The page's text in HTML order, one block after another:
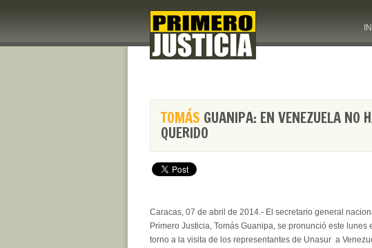
TOMÁS GUANIPA: EN VENEZUELA NO
QUERIDO
Caracas, 07 de abril de 2014.- El secretario general
Primero Justicia, Tomás Guanipa, se pronunció este lunes
torno a la visita de los representantes de Unasur a